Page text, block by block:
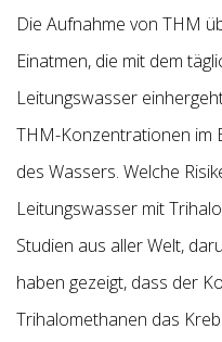
Die Aufnahme von THM
Einatmen, die mit dem
Leitungswasser
THM-Konzentrationen im
des Wassers. Welche
Leitungswasser mit
Studien aus aller Welt,
haben gezeigt, dass der
Trihalomethanen das